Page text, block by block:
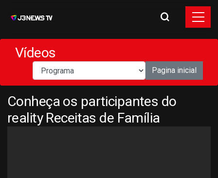
Vídeos
Pagina inicial
Conheça os participantes do
reality Receitas de Família